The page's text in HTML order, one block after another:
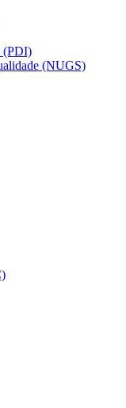
(PDI)
(NUGS)